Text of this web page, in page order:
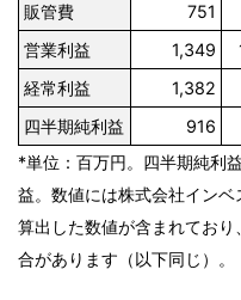
販管費
751
営業利益
1,349
経常利益
1,382
四半期純利益
916
*単位：百万円。四半期純利
益。数値には株式会社イン
算出した数値が含まれてお
合があります（以下同じ）。